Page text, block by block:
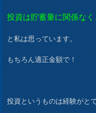
投資は貯蓄量に関係な
と私は思っています。
もちろん適正金額で！
投資というものは経験がと